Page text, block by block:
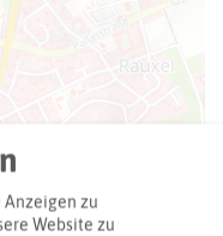
© OpenStreetMap
zu
Website zu